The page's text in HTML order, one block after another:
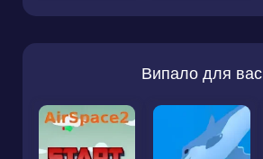
Випало для вас